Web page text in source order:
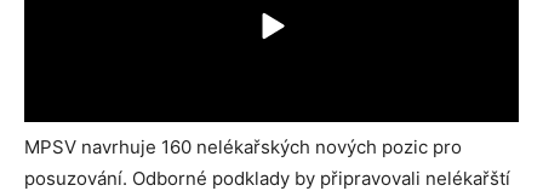
MPSV navrhuje 160 nelékařských nových pozic pro
posuzování. Odborné podklady by připravovali nelékařští